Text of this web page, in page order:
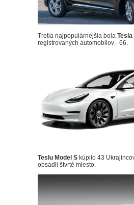
Tretia najpopulárnejšia bola Tesla
registrovaných automobilov - 66.
Teslu Model S kúpilo 43
obsadil štvrté miesto.